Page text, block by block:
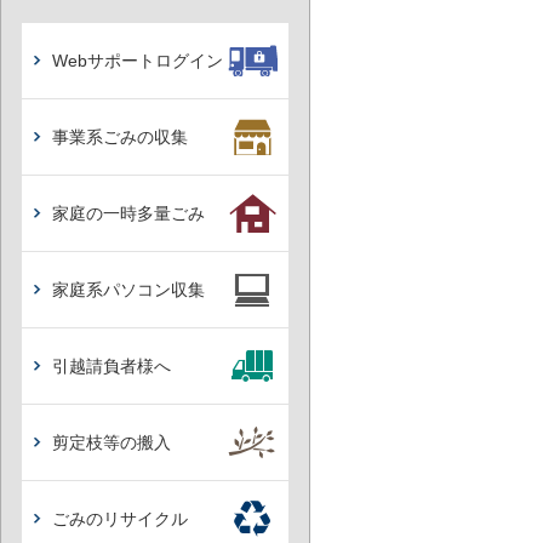
Webサポートログイン
事業系ごみの収集
家庭の一時多量ごみ
家庭系パソコン収集
引越請負者様へ
剪定枝等の搬入
ごみのリサイクル